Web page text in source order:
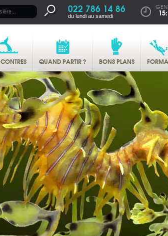
022 786 14 86
du lundi au samedi
QUAND PARTIR ? BONS PLANS